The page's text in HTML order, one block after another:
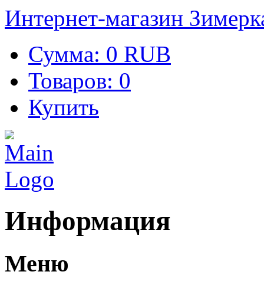
Интернет-магазин
Сумма: 0 RUB
Товаров: 0
Купить
Информация
Меню